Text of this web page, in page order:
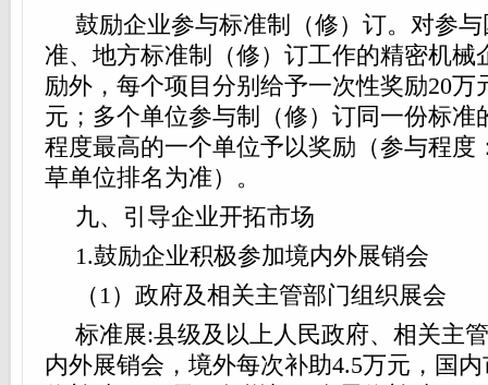
鼓励企业参与标准制（修）订。对参
准、地方标准制（修）订工作的精密机械
励外，每个项目分别给予一次性奖励20万
元；多个单位参与制（修）订同一份标准
程度最高的一个单位予以奖励（参与程度
草单位排名为准）。
九、引导企业开拓市场
1.鼓励企业积极参加境内外展销会
（1）政府及相关主管部门组织展会
标准展:县级及以上人民政府、相关主
内外展销会，境外每次补助4.5万元，国